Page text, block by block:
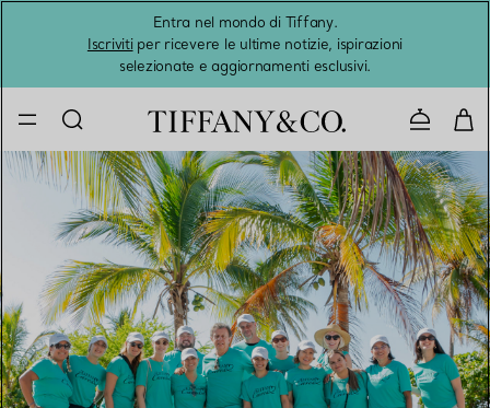
Entra nel mondo di Tiffany.
Iscrivitiper ricevere le ultime notizie, ispirazioni
selezionate e aggiornamenti esclusivi.